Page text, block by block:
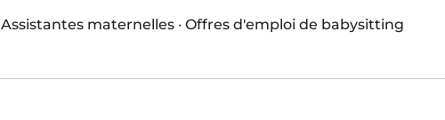
Assistantes maternelles · Offres d'emploi de babysitting